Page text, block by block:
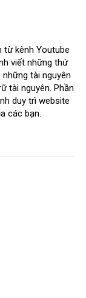
từ kênh Youtube
viết những thứ
tài nguyên
tài nguyên. Phần
duy trì website
các bạn.